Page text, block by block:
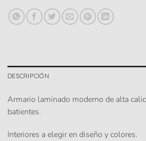
DESCRIPCIÓN
Armario laminado moderno de alta
batientes.
Interiores a elegir en diseño y colores.